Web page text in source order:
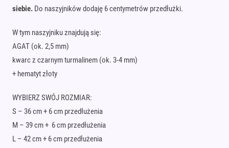
siebie. Do naszyjników dodaję 6 centymetrów przedłużki.
W tym naszyjniku znajdują się:
AGAT (ok. 2,5 mm)
kwarc z czarnym turmalinem (ok. 3-4 mm)
+ hematyt złoty
WYBIERZ SWÓJ ROZMIAR:
S – 36 cm + 6 cm przedłużenia
M – 39 cm + 6 cm przedłużenia
L – 42 cm + 6 cm przedłużenia